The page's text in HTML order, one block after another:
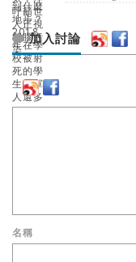
加入討論
名稱